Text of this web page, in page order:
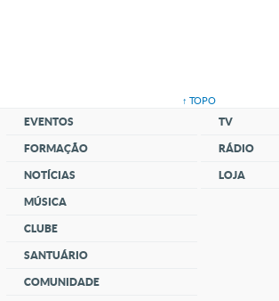
↑ TOPO
EVENTOS
FORMAÇÃO
NOTÍCIAS
MÚSICA
CLUBE
SANTUÁRIO
COMUNIDADE
TV
RÁDIO
LOJA